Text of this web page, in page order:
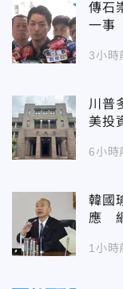
傳石
一事
3小時
川普
美投
6小時
韓國
應
1小時